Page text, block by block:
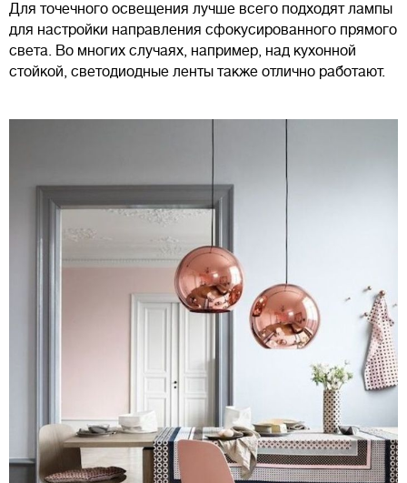
Для точечного освещения лучше всего подходят лампы
для настройки направления сфокусированного прямого
света. Во многих случаях, например, над кухонной
стойкой, светодиодные ленты также отлично работают.